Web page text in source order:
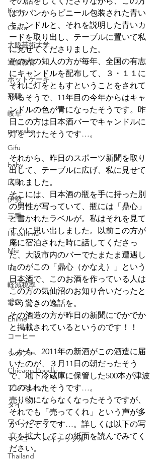
Kyoto
Osaka
大阪芸術大学
通信教育
ホットケーキ
飛騨
岐阜
pancake
Gifu
baby
広島
伊勢
三重
Hiroshima
Mie
Ise
軽減税率
愛媛
Ehime
コーヒー
シカプー
Chicago Poodle
ブレスレット
タイ
ワインクーラー
マンゴー・パイナップル
Thailand
はカバンからビニール包装された青い
キャンドルと、それを説明した青いカ
ードを取り出し、テーブルに置いて私
に見せてくださりました。
その人の知人の方が毎年、全国の有志
にキャンドルを配布して、３・１１に
それに灯をともすということをされて
いるそうで、11年目の今年からはキャ
ンドルの色が青になったそうです。昨
日この方は日本酒バーでキャンドルに
灯をつけたそうです…。
それから、昨日のスポーツ新聞を取り
出して、テーブルに広げ、私に見せて
くれました。
そこには、日本酒の瓶を手に持った別
の男性が写っていて、瓶には「鼎心」
と書かれたラベルが。私はそれを見て
すぐに思い出しました。以前この方が
庵に宿泊された時に話してくださっ
た、大阪市内のバーでたまたま遭遇し
たのがこの「鼎心（かなえ）」という
日本酒で、このお酒を作っている人は
この方の気仙沼のお知り合いだったと
いう驚きの逸話を。
その酒造の方が昨日の新聞にでかでか
と掲載されているというのです！！
しかも、2011年の新酒がこの酒造に届
いたのが、３月11日の朝だったそう
で、地下冷蔵庫に保管した500本が津波
にのまれたそうです…。
売り物にならなくなったそうですが、
それでも「売ってくれ」という声が多
かったそうです…。詳しくは以下の写
真を拡大してこの紙面を読んでみてく
ださい。